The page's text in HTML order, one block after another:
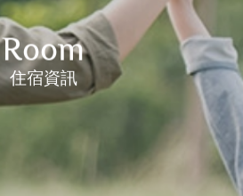
Room
住宿資訊